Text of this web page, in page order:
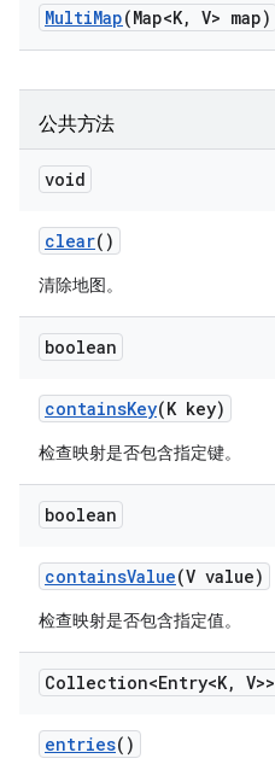
MultiMap(Map<K, V> map)
公共方法
void
clear()
清除地图。
boolean
containsKey(K key)
检查映射是否包含指定键。
boolean
containsValue(V value)
检查映射是否包含指定值。
Collection<Entry<K, V>>
entries()